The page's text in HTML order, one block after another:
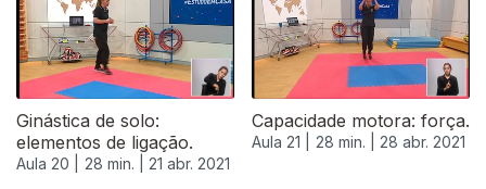
Ginástica de solo:
elementos de ligação.
Aula 20 | 28 min. | 21 abr. 2021
Capacidade motora: força.
Aula 21 | 28 min. | 28 abr. 2021